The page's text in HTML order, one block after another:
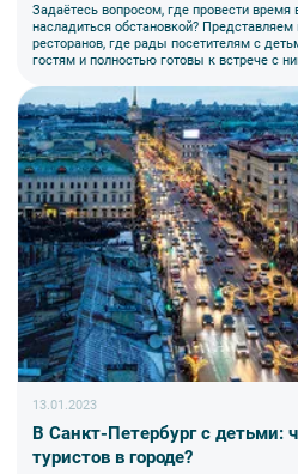
Задаётесь вопросом, где провести время
насладиться обстановкой?
ресторанов, где рады посетителям с
гостям и полностью готовы к встрече с
13.01.2023
В Санкт-Петербург с детьми:
туристов в городе?